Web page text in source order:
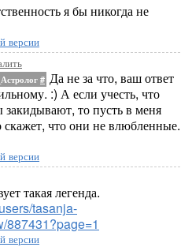
я бы никогда не
версии
# Да не за что, ваш ответ
:) А если учесть, что
то пусть в меня
скажет, что они не влюбленные.
версии
такая легенда.
tasanja-
887431?page=1
версии